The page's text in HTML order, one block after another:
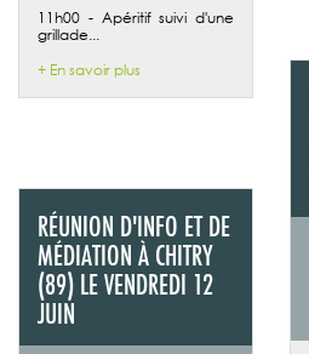
11h00 - Apéritif suivi d'une
grillade...
+ En savoir plus
RÉUNION D'INFO ET DE
MÉDIATION À CHITRY
(89) LE VENDREDI 12
JUIN